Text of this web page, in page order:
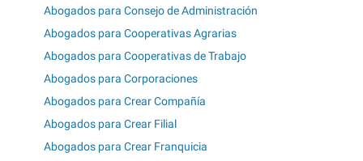
Abogados para Consejo de Administración
Abogados para Cooperativas Agrarias
Abogados para Cooperativas de Trabajo
Abogados para Corporaciones
Abogados para Crear Compañía
Abogados para Crear Filial
Abogados para Crear Franquicia